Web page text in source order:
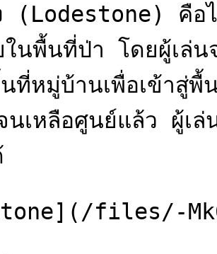
(Lodestone) คือไอ
นพื้นที่ป่า โดยผู้เล่
ที่หมู่บ้านเพื่อเข้าสู่
นเหลือศูนย์แล้ว ผู้เ
files/-